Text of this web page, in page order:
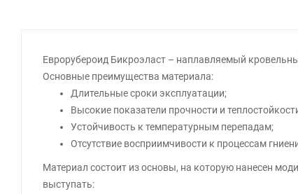
Еврорубероид Бикроэласт – наплавляемый
Основные преимущества материала:
Длительные сроки эксплуатации;
Высокие показатели прочности и
Устойчивость к температурным перепадам;
Отсутствие восприимчивости к процессам
Материал состоит из основы, на которую нанесен
выступать: